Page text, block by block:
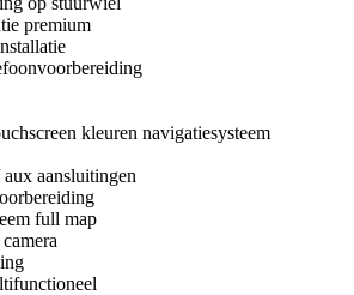
premium
kleuren navigatiesysteem
aansluitingen
full map